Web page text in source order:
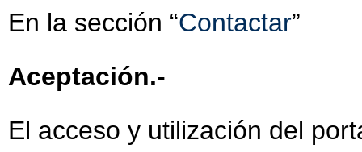
PRESENTACIÓN DE "
TALLERES
En la sección “Contactar”
Aceptación.-
El acceso y utilización del